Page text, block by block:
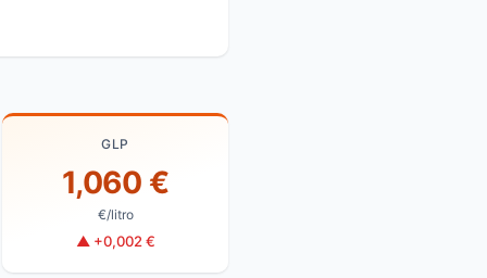
GLP
1,060 €
€/litro
▲ +0,002 €